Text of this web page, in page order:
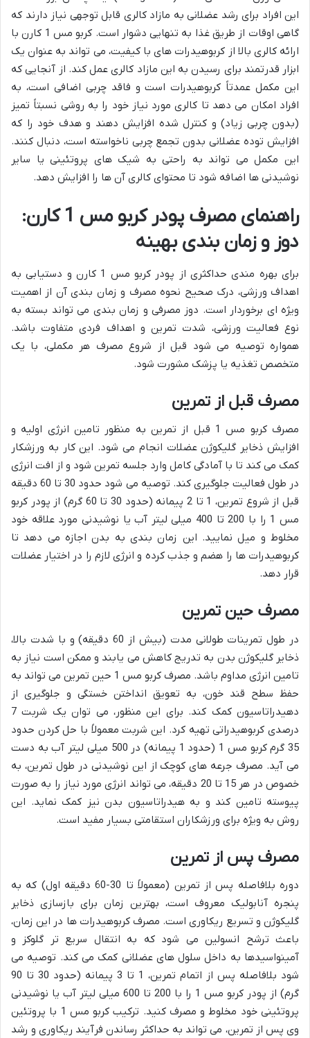
این افراد برای رشد عضلانی به مازاد کالری قابل توجهی نیاز دارند که
گاهی اوقات از طریق غذا به تنهایی دشوار است. کربو مس 1 کارن با
ارائه کالری بالا از کربوهیدرات های با کیفیت، می تواند به عنوان یک
ابزار قدرتمند برای رسیدن به این مازاد کالری عمل کند. از آنجایی که
این مکمل عمدتاً کربوهیدرات است و فاقد چربی اضافی است، به
افراد امکان می دهد تا کالری مورد نیاز خود را به روشی نسبتاً تمیز
(بدون چربی زیاد) و کنترل شده افزایش دهند و هدف خود را که
افزایش توده عضلانی بدون تجمع چربی ناخواسته است، دنبال کنند.
این مکمل می تواند به راحتی به شیک های پروتئینی یا سایر
نوشیدنی ها اضافه شود تا محتوای کالری آن ها را افزایش دهد.
راهنمای مصرف پودر کربو مس 1 کارن:
دوز و زمان بندی بهینه
برای بهره مندی حداکثری از پودر کربو مس 1 کارن و دستیابی به
اهداف ورزشی، درک صحیح نحوه مصرف و زمان بندی آن از اهمیت
ویژه ای برخوردار است. دوز مصرفی و زمان بندی می تواند بسته به
نوع فعالیت ورزشی، شدت تمرین و اهداف فردی متفاوت باشد.
همواره توصیه می شود قبل از شروع مصرف هر مکملی، با یک
متخصص تغذیه یا پزشک مشورت شود.
مصرف قبل از تمرین
مصرف کربو مس 1 قبل از تمرین به منظور تامین انرژی اولیه و
افزایش ذخایر گلیکوژن عضلات انجام می شود. این کار به ورزشکار
کمک می کند تا با آمادگی کامل وارد جلسه تمرین شود و از افت انرژی
در طول فعالیت جلوگیری کند. توصیه می شود حدود 30 تا 60 دقیقه
قبل از شروع تمرین، 1 تا 2 پیمانه (حدود 30 تا 60 گرم) از پودر کربو
مس 1 را با 200 تا 400 میلی لیتر آب یا نوشیدنی مورد علاقه خود
مخلوط و میل نمایید. این زمان بندی به بدن اجازه می دهد تا
کربوهیدرات ها را هضم و جذب کرده و انرژی لازم را در اختیار عضلات
قرار دهد.
مصرف حین تمرین
در طول تمرینات طولانی مدت (بیش از 60 دقیقه) و با شدت بالا،
ذخایر گلیکوژن بدن به تدریج کاهش می یابند و ممکن است نیاز به
تامین انرژی مداوم باشد. مصرف کربو مس 1 حین تمرین می تواند به
حفظ سطح قند خون، به تعویق انداختن خستگی و جلوگیری از
دهیدراتاسیون کمک کند. برای این منظور، می توان یک شربت 7
درصدی کربوهیدراتی تهیه کرد. این شربت معمولاً با حل کردن حدود
35 گرم کربو مس 1 (حدود 1 پیمانه) در 500 میلی لیتر آب به دست
می آید. مصرف جرعه های کوچک از این نوشیدنی در طول تمرین، به
خصوص در هر 15 تا 20 دقیقه، می تواند انرژی مورد نیاز را به صورت
پیوسته تامین کند و به هیدراتاسیون بدن نیز کمک نماید. این
روش به ویژه برای ورزشکاران استقامتی بسیار مفید است.
مصرف پس از تمرین
دوره بلافاصله پس از تمرین (معمولاً تا 30-60 دقیقه اول) که به
پنجره آنابولیک معروف است، بهترین زمان برای بازسازی ذخایر
گلیکوژن و تسریع ریکاوری است. مصرف کربوهیدرات ها در این زمان،
باعث ترشح انسولین می شود که به انتقال سریع تر گلوکز و
آمینواسیدها به داخل سلول های عضلانی کمک می کند. توصیه می
شود بلافاصله پس از اتمام تمرین، 1 تا 3 پیمانه (حدود 30 تا 90
گرم) از پودر کربو مس 1 را با 200 تا 600 میلی لیتر آب یا نوشیدنی
پروتئینی خود مخلوط و مصرف کنید. ترکیب کربو مس 1 با پروتئین
وی پس از تمرین، می تواند به حداکثر رساندن فرآیند ریکاوری و رشد